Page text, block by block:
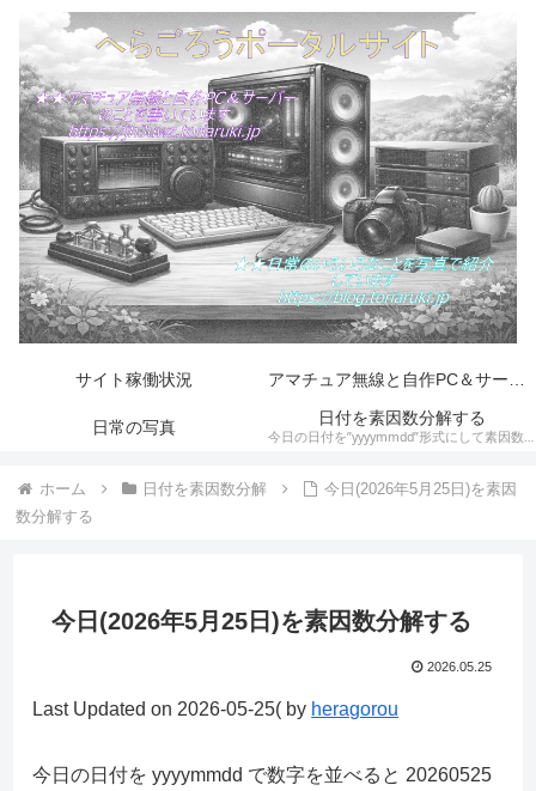
サイト稼働状況 アマチュア無線と自作PC＆サーバー
日常の写真 日付を素因数分解する
今日の日付を”yyyymmdd”形式にして素因数分解します。そして素数とハーシャッド数の判定をします。
ホーム 日付を素因数分解
今日(2026年5月25日)を素因
数分解する
今日(2026年5月25日)を素因数分解する
2026.05.25
Last Updated on 2026-05-25( by heragorou
今日の日付を yyyymmdd で数字を並べると 20260525